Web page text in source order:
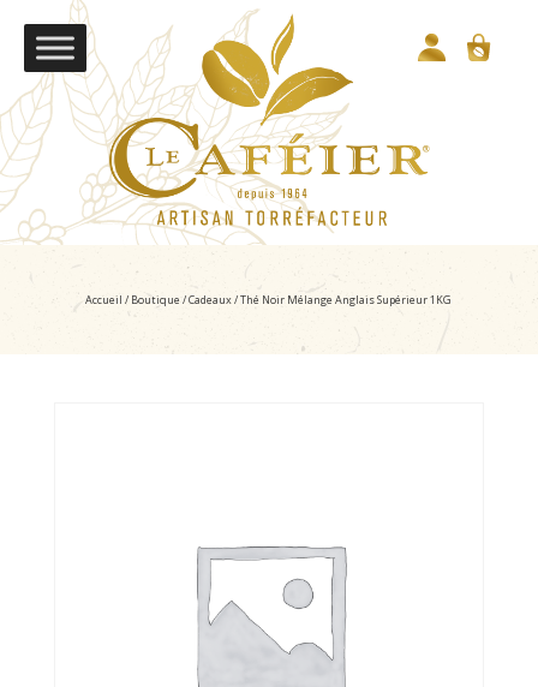
Accueil / Boutique /Cadeaux/ Thé Noir Mélange Anglais Supérieur 1KG